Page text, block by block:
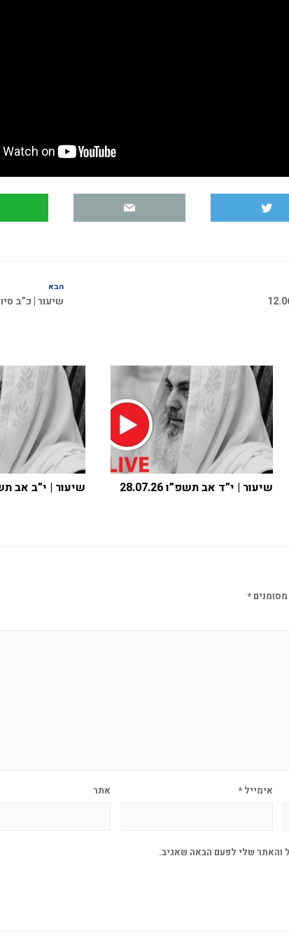
הבא
שיעור | כ”ב סיוון
שיעור | י”ד אב תשפ”ו 28.07.26 שיעור | י”ב אב תשפ”ו
*
אימייל* אתר
והאתר שלי לפעם הבאה שאגיב.